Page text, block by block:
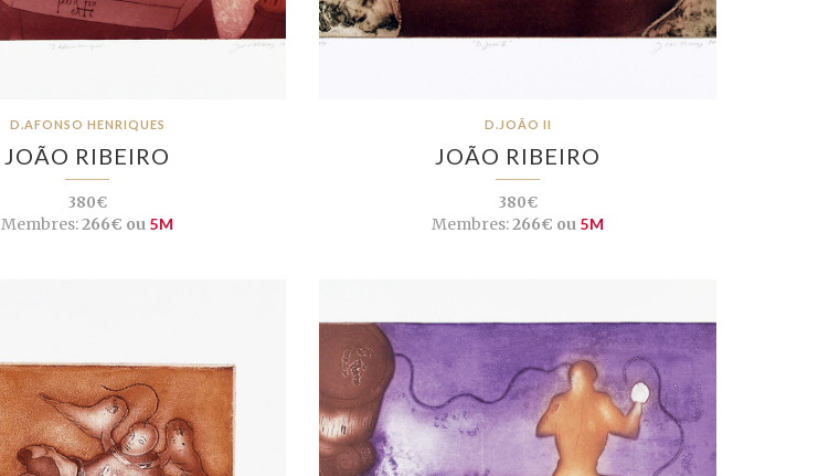
D.AFONSO HENRIQUES
JOÃO RIBEIRO
380€
Membres:266€ ou 5M
D.JOÃO II
JOÃO RIBEIRO
380€
Membres:266€ ou 5M